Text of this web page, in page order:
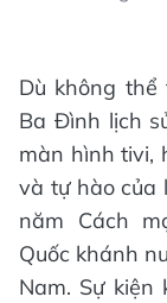
Dù không
Ba Đình lịch
màn hình tivi,
và tự hào của
năm Cách
Quốc khánh
Nam. Sự